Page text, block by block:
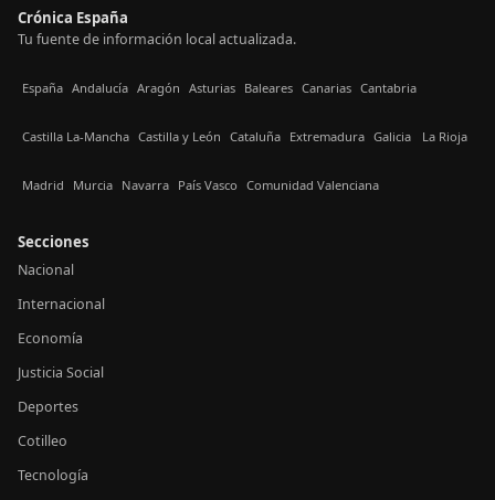
Crónica España
Tu fuente de información local actualizada.
España Andalucía Aragón Asturias Baleares Canarias Cantabria
Castilla La-Mancha Castilla y León Cataluña Extremadura Galicia La Rioja
Madrid Murcia Navarra País Vasco Comunidad Valenciana
Secciones
Nacional
Internacional
Economía
Justicia Social
Deportes
Cotilleo
Tecnología